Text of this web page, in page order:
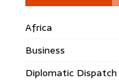
Africa
Business
Diplomatic Dispatch